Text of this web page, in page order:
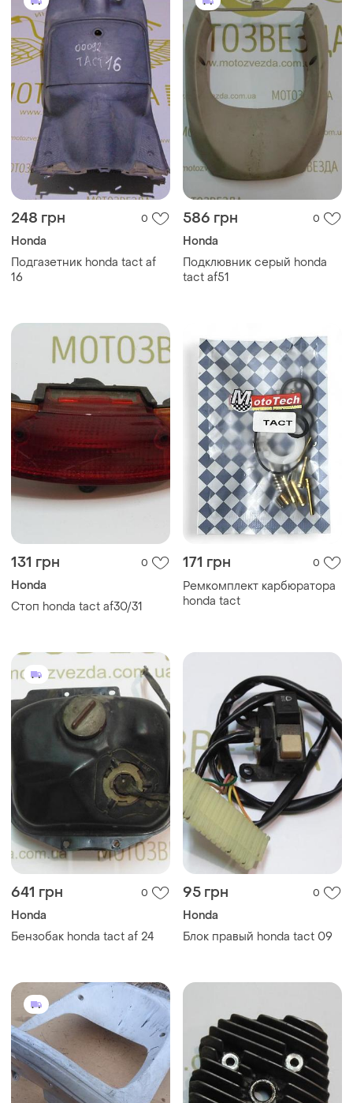
248 грн 0
Honda
Подгазетник honda tact af
16
586 грн 0
Honda
Подклювник серый honda
tact af51
131 грн 0
Honda
Стоп honda tact af30/31
171 грн 0
Ремкомплект карбюратора
honda tact
641 грн 0
Honda
Бензобак honda tact af 24
95 грн 0
Honda
Блок правый honda tact 09